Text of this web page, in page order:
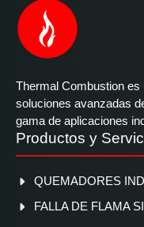
Thermal Combustion
soluciones avanzadas
gama de aplicaciones
Productos y
QUEMADORES
FALLA DE FLAMA